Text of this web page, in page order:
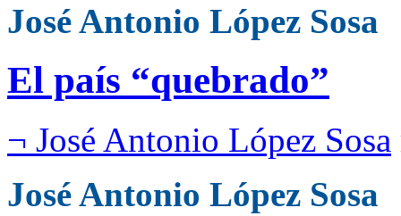
José Antonio López Sosa
El país “quebrado”
¬ José Antonio López Sosa
José Antonio López Sosa